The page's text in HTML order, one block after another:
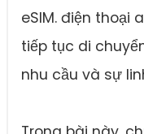
eSIM. điện thoại
tiếp tục di
nhu cầu và sự